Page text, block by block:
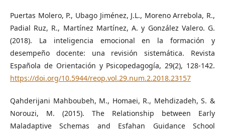
Puertas Molero, P., Ubago Jiménez, J.L., Moreno Arrebola, R.,
Padial Ruz, R., Martínez Martínez, A. y González Valero. G.
(2018). La inteligencia emocional en la formación y
desempeño docente: una revisión sistemática. Revista
Española de Orientación y Psicopedagogía, 29(2), 128-142.
https://doi.org/10.5944/reop.vol.29.num.2.2018.23157
Qahderijani Mahboubeh, M., Homaei, R., Mehdizadeh, S. &
Norouzi, M. (2015). The Relationship between Early
Maladaptive Schemas and Esfahan Guidance School